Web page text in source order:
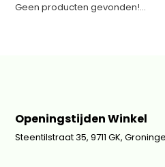
Geen producten gevonden!...
Openingstijden Winkel
Steentilstraat 35, 9711 GK,